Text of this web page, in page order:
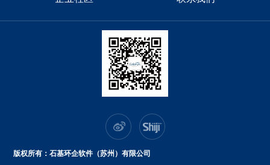
版权所有：石基环企软件（苏州）有限公司